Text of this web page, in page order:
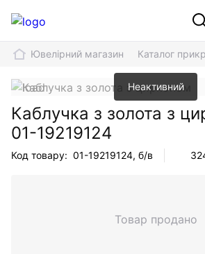
Ювелірний магазин Каталог
Неактивний
Каблучка з золота з
01-19219124
Код товару: 01-19219124, б/в
Товар продано